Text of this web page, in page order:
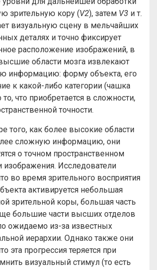
зрительную кору (V2), затем V3 и т.
визуальную сцену в мельчайших
деталях и точно фиксирует
расположение изображений, в
области мозга извлекают
информацию: форму объекта, его
к какой-либо категории (чашка
что приобретается в сложности,
точности.
того, как более высокие области
сложную информацию, они
о точном пространственном
изображения. Исследователи
во время зрительного восприятия
активируется небольшая
зрительной коры, большая часть
большие части высших отделов
ожидаемо из-за известных
иерархии. Однако также они
эта прогрессия теряется при
визуальный стимул (то есть